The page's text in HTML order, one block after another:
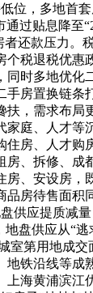
位，多地首套
通过贴息降至
者还款压力。
税退税优惠
同时多地优化
手房置换链条
扶，需求布局
家庭、人才等
住房、人才购
房、拆修、成
房、安设房，
房待售面积
供应提质减
盘供应从“
室第用地成
地铁沿线等成
上海黄浦滨江